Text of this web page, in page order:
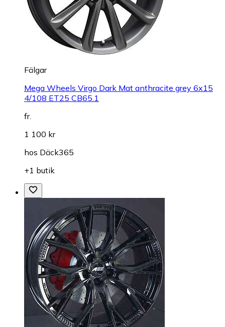
Fälgar
Mega Wheels Virgo Dark Mat anthracite grey 6x15
4/108 ET25 CB65.1
fr.
1 100 kr
hos Däck365
+1 butik